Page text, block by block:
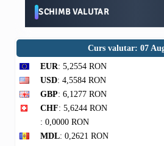
SCHIMB VALUTAR
Curs valutar: 07
EUR: 5,2554 RON
USD: 4,5584 RON
GBP: 6,1277 RON
CHF: 5,6244 RON
: 0,0000 RON
MDL: 0,2621 RON